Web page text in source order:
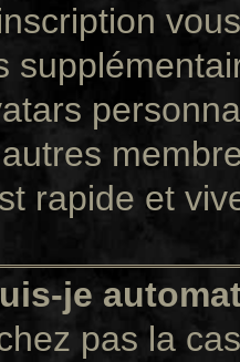
rapide et
je
pas la